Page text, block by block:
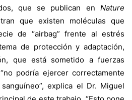
que se publican en Nature
que existen moléculas que
de “airbag” frente al estrés
de protección y adaptación,
que está sometido a fuerzas
podría ejercer correctamente
explica el Dr. Miguel